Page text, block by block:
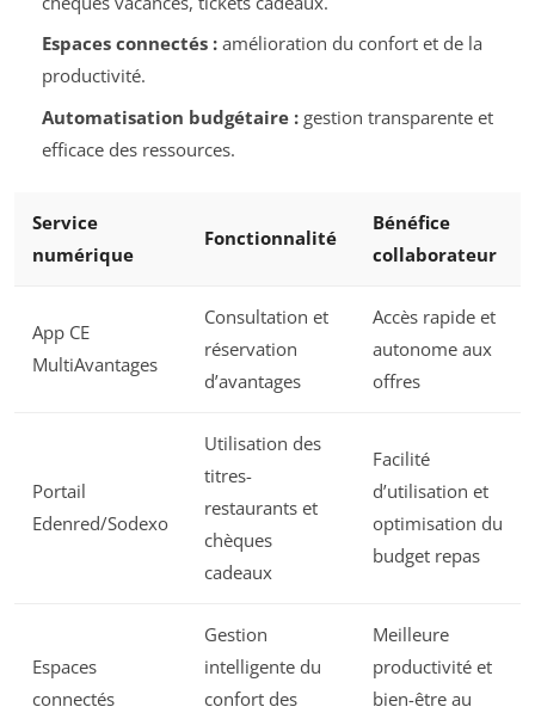
Espaces connectés :amélioration du confort et de la
productivité.
Automatisation budgétaire :gestion transparente et
efficace des ressources.
Service
numérique
Fonctionnalité
Bénéfice
collaborateur
App CE
MultiAvantages
Consultation et
réservation
d’avantages
Accès rapide et
autonome aux
offres
Portail
Edenred/Sodexo
Utilisation des
titres-
restaurants et
chèques
cadeaux
Facilité
d’utilisation et
optimisation du
budget repas
Espaces
connectés
Gestion
intelligente du
confort des
Meilleure
productivité et
bien-être au